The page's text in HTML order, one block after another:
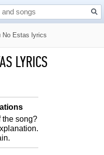
No Estas lyrics
LYRICS
the song?